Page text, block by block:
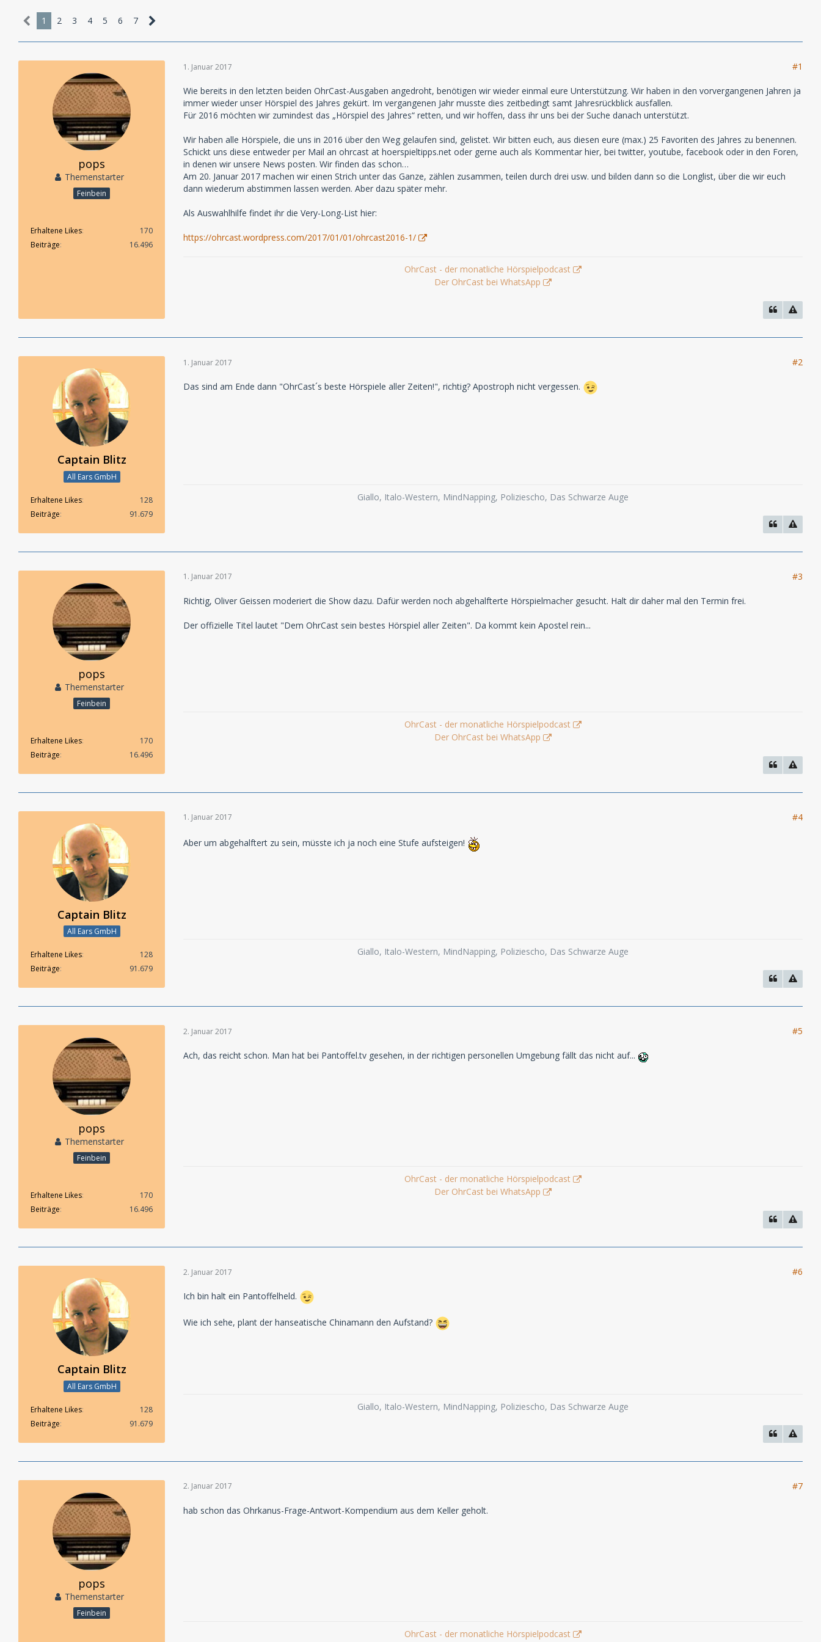
1 2 3 4 5 6 7
pops
Themenstarter
Feinbein
Erhaltene Likes
170
Beiträge
16.496
1. Januar 2017 #1
Wie bereits in den letzten beiden OhrCast-Ausgaben angedroht, benötigen wir wieder einmal eure Unterstützung. Wir haben in den vorvergangenen Jahren ja
immer wieder unser Hörspiel des Jahres gekürt. Im vergangenen Jahr musste dies zeitbedingt samt Jahresrückblick ausfallen.
Für 2016 möchten wir zumindest das „Hörspiel des Jahres“ retten, und wir hoffen, dass ihr uns bei der Suche danach unterstützt.
Wir haben alle Hörspiele, die uns in 2016 über den Weg gelaufen sind, gelistet. Wir bitten euch, aus diesen eure (max.) 25 Favoriten des Jahres zu benennen.
Schickt uns diese entweder per Mail an ohrcast at hoerspieltipps.net oder gerne auch als Kommentar hier, bei twitter, youtube, facebook oder in den Foren,
in denen wir unsere News posten. Wir finden das schon…
Am 20. Januar 2017 machen wir einen Strich unter das Ganze, zählen zusammen, teilen durch drei usw. und bilden dann so die Longlist, über die wir euch
dann wiederum abstimmen lassen werden. Aber dazu später mehr.
Als Auswahlhilfe findet ihr die Very-Long-List hier:
https://ohrcast.wordpress.com/2017/01/01/ohrcast2016-1/
OhrCast - der monatliche Hörspielpodcast
Der OhrCast bei WhatsApp
Captain Blitz
All Ears GmbH
Erhaltene Likes
128
Beiträge
91.679
1. Januar 2017 #2
Das sind am Ende dann "OhrCast´s beste Hörspiele aller Zeiten!", richtig? Apostroph nicht vergessen.
Giallo, Italo-Western, MindNapping, Poliziescho, Das Schwarze Auge
pops
Themenstarter
Feinbein
Erhaltene Likes
170
Beiträge
16.496
1. Januar 2017 #3
Richtig, Oliver Geissen moderiert die Show dazu. Dafür werden noch abgehalfterte Hörspielmacher gesucht. Halt dir daher mal den Termin frei.
Der offizielle Titel lautet "Dem OhrCast sein bestes Hörspiel aller Zeiten". Da kommt kein Apostel rein...
OhrCast - der monatliche Hörspielpodcast
Der OhrCast bei WhatsApp
Captain Blitz
All Ears GmbH
Erhaltene Likes
128
Beiträge
91.679
1. Januar 2017 #4
Aber um abgehalftert zu sein, müsste ich ja noch eine Stufe aufsteigen!
Giallo, Italo-Western, MindNapping, Poliziescho, Das Schwarze Auge
pops
Themenstarter
Feinbein
Erhaltene Likes
170
Beiträge
16.496
2. Januar 2017 #5
Ach, das reicht schon. Man hat bei Pantoffel.tv gesehen, in der richtigen personellen Umgebung fällt das nicht auf...
OhrCast - der monatliche Hörspielpodcast
Der OhrCast bei WhatsApp
Captain Blitz
All Ears GmbH
Erhaltene Likes
128
Beiträge
91.679
2. Januar 2017 #6
Ich bin halt ein Pantoffelheld.
Wie ich sehe, plant der hanseatische Chinamann den Aufstand?
Giallo, Italo-Western, MindNapping, Poliziescho, Das Schwarze Auge
pops
Themenstarter
Feinbein
2. Januar 2017 #7
hab schon das Ohrkanus-Frage-Antwort-Kompendium aus dem Keller geholt.
OhrCast - der monatliche Hörspielpodcast